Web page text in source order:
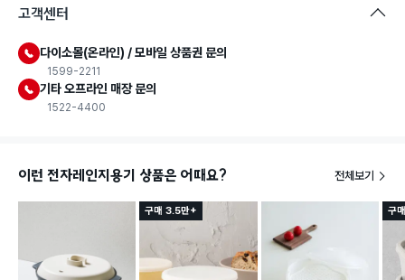
고객센터
다이소몰(온라인) / 모바일 상품권 문의
1599-2211
기타 오프라인 매장 문의
1522-4400
이런 전자레인지용기 상품은 어때요? 전체보기
구매 3.5만+ 구